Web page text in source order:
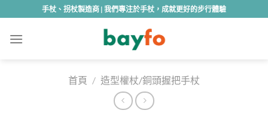
to
content
手杖、拐杖製造商 | 我們專注於手杖，成就更好的步行體驗
首頁 / 造型權杖/銅頭握把手杖